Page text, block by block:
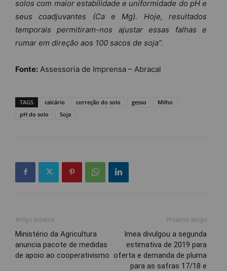
solos com maior estabilidade e uniformidade do pH e
seus coadjuvantes (Ca e Mg). Hoje, resultados
temporais permitiram-nos ajustar essas falhas e
rumar em direção aos 100 sacos de soja”.
Fonte: Assessoria de Imprensa – Abracal
TAGS calcário correção do solo gesso
Milho
pH do solo
Soja
Artigo anterior
Ministério da Agricultura
anuncia pacote de medidas
de apoio ao cooperativismo
Próximo artigo
Imea divulgou a segunda
estimativa de 2019 para
oferta e demanda de pluma
para as safras 17/18 e